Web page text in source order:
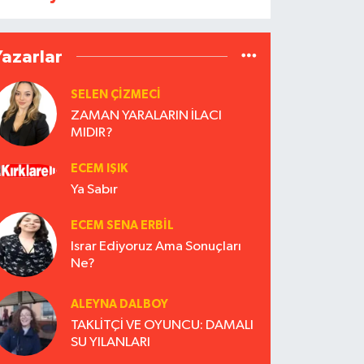
SELEN ÇİZMECİ
ZAMAN YARALARIN İLACI
MIDIR?
ECEM IŞIK
Ya Sabır
ECEM SENA ERBIL
Israr Ediyoruz Ama Sonuçları
Ne?
ALEYNA DALBOY
TAKLİTÇİ VE OYUNCU: DAMALI
SU YILANLARI